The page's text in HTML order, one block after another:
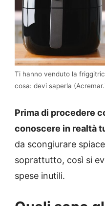
Ti hanno venduto la
cosa: devi saperla
Prima di procedere
conoscere in realtà
da scongiurare
soprattutto, così si
spese inutili.